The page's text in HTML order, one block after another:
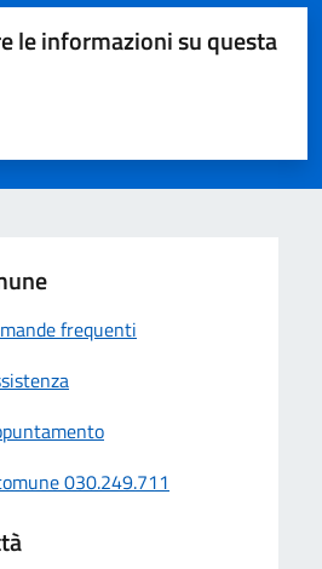
le informazioni su questa
stelle su 5
su 5
5
frequenti
030.249.711